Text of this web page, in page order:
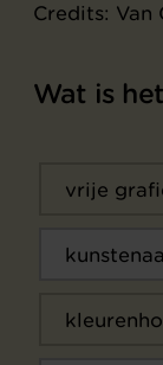
Credits: Van
Wat is
vrije